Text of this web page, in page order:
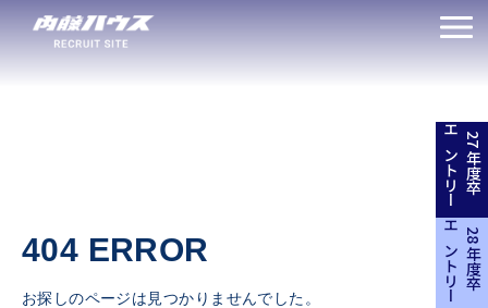
27年度卒
エントリー
28年度卒
エントリー
404 ERROR
お探しのページは見つかりませんでした。